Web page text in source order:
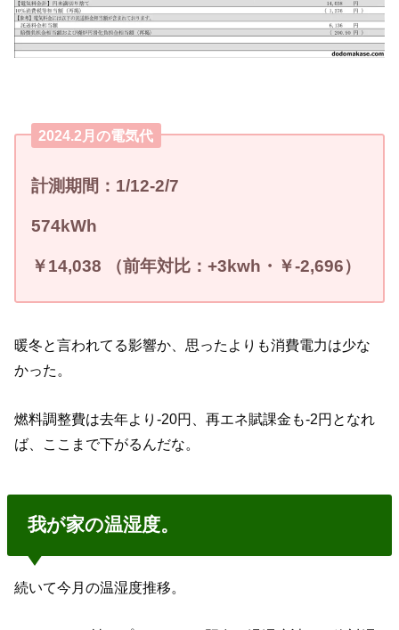
2024.2月の電気代
計測期間： 1/12-2/7
574kWh
￥14,038 （前年対比：+3 kwh ・￥-2,696）
暖冬と言われてる影響か、思ったよりも消費電力は少な
かった。
燃料調整費は去年より-20円、再エネ賦課金も-2円となれ
ば、ここまで下がるんだな。
我が家の温湿度。
続いて今月の温湿度推移。